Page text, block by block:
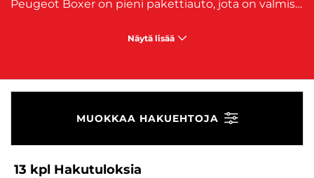
Peugeot Boxer on pieni pakettiauto, jota on valmistettu vuodesta 1994 lähtien. Turvallinen ja luotettava hyötyajoneuvo on tilava ja monikäyttöinen kulkuneuvo ammatilaiselle tai ahkeralle harrastajalle. Boxer tunnetaan laadukkaan työautona, joka ei petä. J. Rinta-Joupilta ostat käytetyt, aiemmin omistuksessa olleet Peugeot Boxer -pakettiautot. Autoihin on saatavilla edullinen
Näytä lisää
MUOKKAA HAKUEHTOJA
13 kpl Hakutuloksia